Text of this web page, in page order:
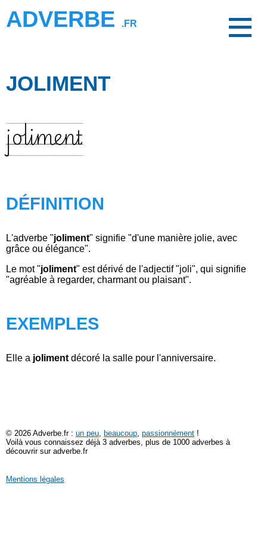
ADVERBE .FR
JOLIMENT
joliment
DÉFINITION
L'adverbe "joliment" signifie "d'une manière jolie, avec
grâce ou élégance".
Le mot "joliment" est dérivé de l'adjectif "joli", qui signifie
"agréable à regarder, charmant ou plaisant".
EXEMPLES
Elle a joliment décoré la salle pour l'anniversaire.
© 2026 Adverbe.fr : un peu beaucoup passionnément !
Voilà vous connaissez déjà 3 adverbes, plus de 1000 adverbes à
découvrir sur adverbe.fr
Mentions légales